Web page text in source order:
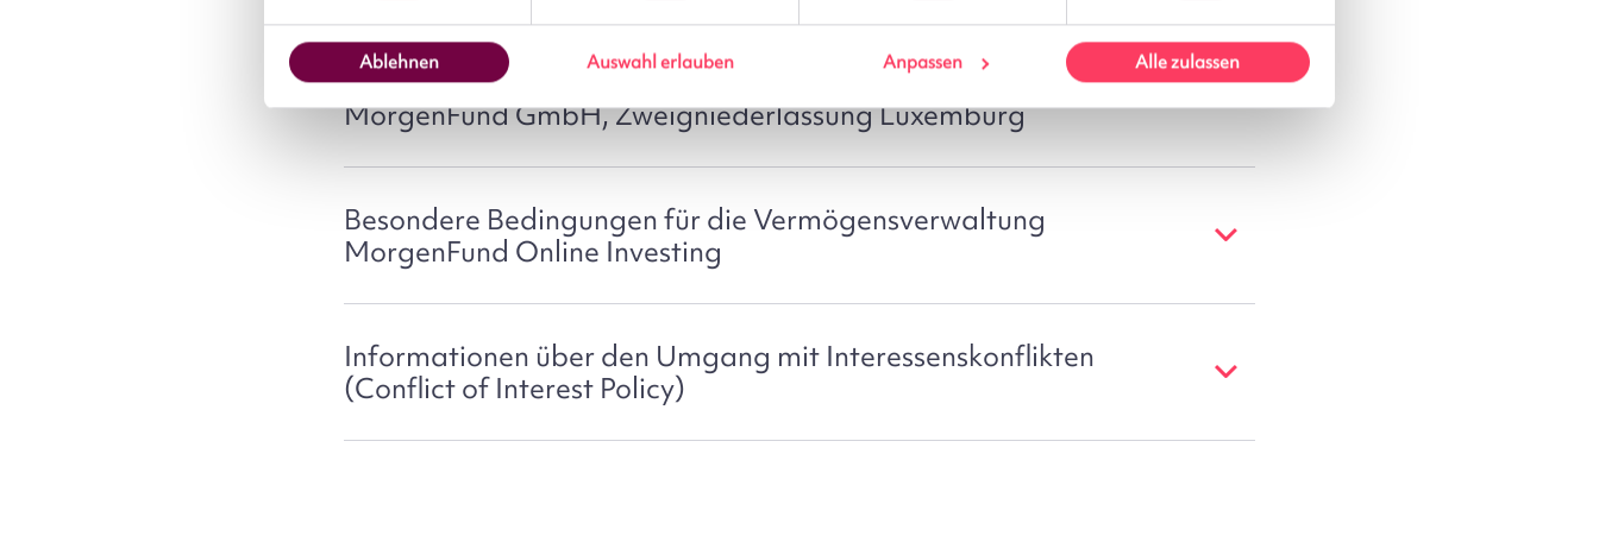
Ablehnen Auswahl erlauben Anpassen Alle zulassen
Allgemeine Geschäftsbedingungen für Depots bei der
MorgenFund GmbH, Zweigniederlassung Luxemburg
Besondere Bedingungen für die Vermögensverwaltung
MorgenFund Online Investing
Informationen über den Umgang mit Interessenskonflikten
(Conflict of Interest Policy)